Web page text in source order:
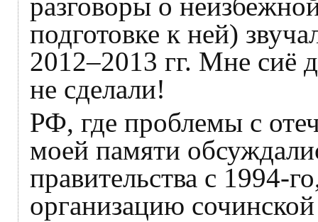
подготовке к ней)
2012–2013 гг. Мне сиё
не сделали!
РФ, где проблемы с
моей памяти
правительства с
организацию